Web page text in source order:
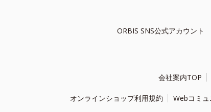
ORBIS SNS公式アカウント
会社案内TOP
オンラインショップ利用規約 Webコミ